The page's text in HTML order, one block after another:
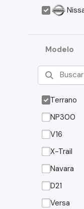
Modelo
Terrano
NP300
V16
X-Trail
Navara
D21
Versa